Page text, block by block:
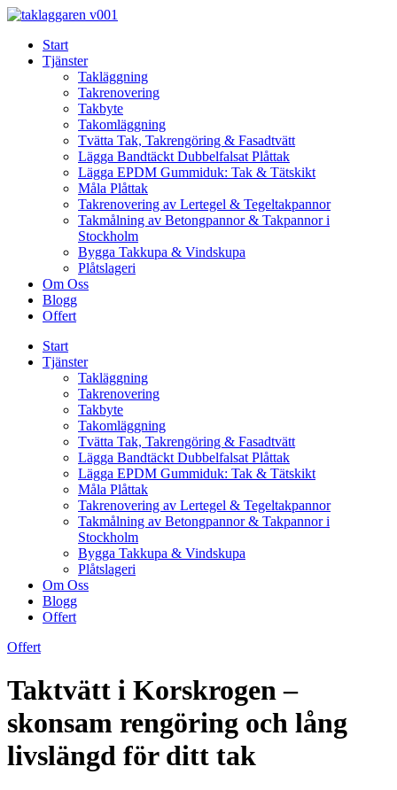
Skip
contentStart
Tjänster
Takläggning
Takrenovering
Takbyte
Takomläggning
Tvätta Tak, Takrengöring & Fasadtvätt
Lägga Bandtäckt Dubbelfalsat Plåttak
Lägga EPDM Gummiduk: Tak & Tätskikt
Måla Plåttak
Takrenovering av Lertegel & Tegeltakpannor
Takmålning av Betongpannor & Takpannor i
Stockholm
Bygga Takkupa & Vindskupa
Plåtslageri
Om Oss
Blogg
Offert
Start
Tjänster
Takläggning
Takrenovering
Takbyte
Takomläggning
Tvätta Tak, Takrengöring & Fasadtvätt
Lägga Bandtäckt Dubbelfalsat Plåttak
Lägga EPDM Gummiduk: Tak & Tätskikt
Måla Plåttak
Takrenovering av Lertegel & Tegeltakpannor
Takmålning av Betongpannor & Takpannor i
Stockholm
Bygga Takkupa & Vindskupa
Plåtslageri
Om Oss
Blogg
Offert
Offert
Taktvätt i Korskrogen –
skonsam rengöring och lång
livslängd för ditt tak